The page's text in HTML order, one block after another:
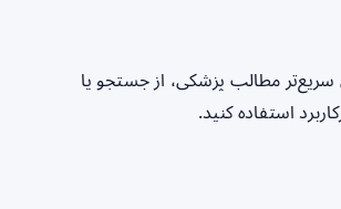
سریع‌تر مطالب پزشکی، از جستجو یا
استفاده کنید.